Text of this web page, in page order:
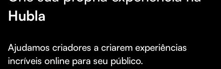
Hubla
Ajudamos criadores a criarem experiências
incríveis online para seu público.